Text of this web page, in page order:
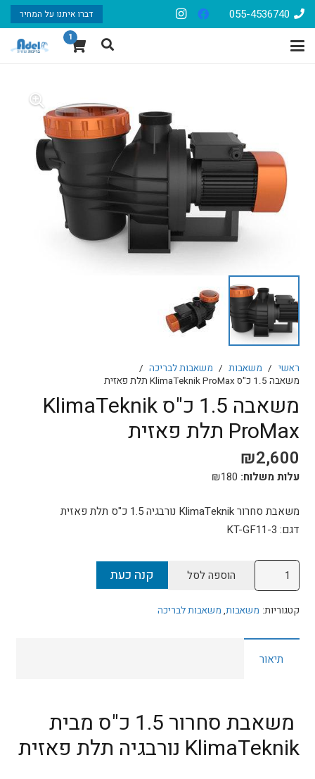
055-4536740 דברו איתנו על המחיר
1
ראשי / משאבות / משאבות לבריכה /
משאבה 1.5 כ"ס KlimaTeknik ProMax תלת פאזית
משאבה 1.5 כ"ס KlimaTeknik
ProMax תלת פאזית
₪2,600
עלות משלוח: ₪180
משאבת סחרור KlimaTeknik נורבגיה 1.5 כ"ס תלת פאזית
דגם: KT-GF11-3
כמות
של
משאבה
כ"ס
KlimaTeknik
פאזית
הוספה לסל קנה כעת
קטגוריות: משאבות, משאבות לבריכה
תיאור
משאבת סחרור 1.5 כ"ס מבית
KlimaTeknik נורבגיה תלת פאזית